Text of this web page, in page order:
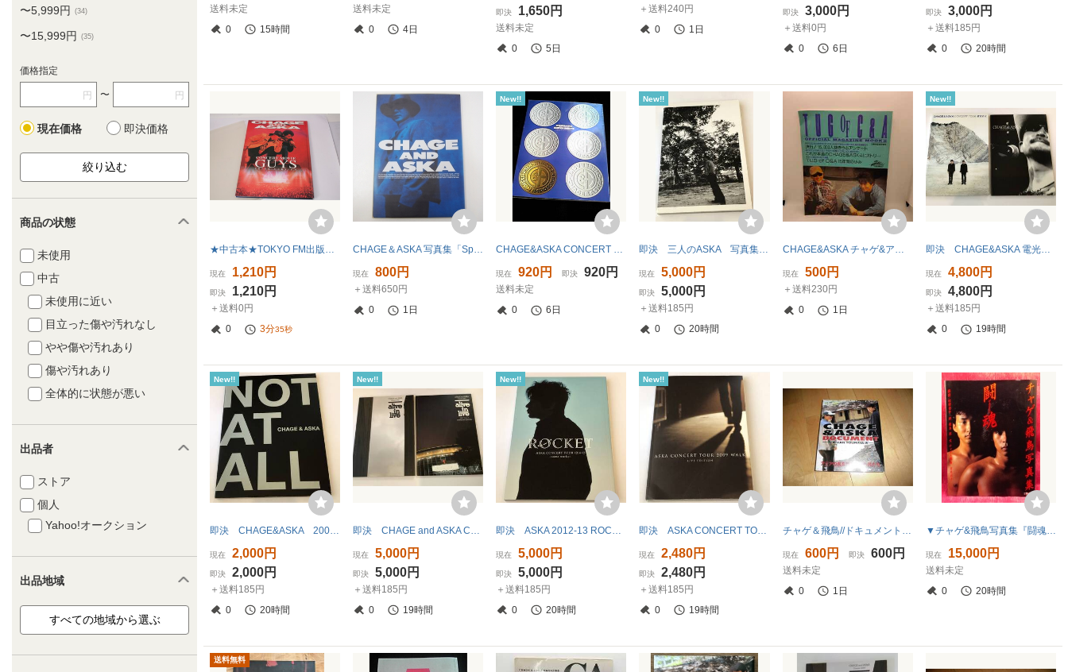
〜5,999円 (34)
〜15,999円 (35)
価格指定
円 〜 円
現在価格 即決価格
商品の状態
未使用
中古
未使用に近い
目立った傷や汚れなし
やや傷や汚れあり
傷や汚れあり
全体的に状態が悪い
出品者
ストア
個人
Yahoo!オークション
出品地域
送料未定
0
15時間
送料未定
0
4日
即決 1,650円
送料未定
0
5日
＋送料240円
0
1日
即決 3,000円
＋送料0円
0
6日
即決 3,000円
＋送料185円
0
20時間
★中古本★TOKYO FM出版・CONCERT MOVIE GUYS CHAGE AND ASKA
現在 1,210円
即決 1,210円
＋送料0円
0
3分34秒
CHAGE＆ASKA 写真集「Special Event 1993 GUYS 夢の番人」 チャゲ＆飛鳥 (LA16)
現在 800円
＋送料650円
0
1日
New!!
CHAGE&ASKA CONCERT TOUR 95-96 SUPER BEST コンサートツアーパンフレット 即決
現在 920円 即決 920円
送料未定
0
6日
New!!
即決 三人のASKA 写真集/パンフ【FC限定本】
現在 5,000円
即決 5,000円
＋送料185円
0
20時間
CHAGE&ASKA チャゲ&アスカ TUG OF C&A オフィシャルマガジン スペシャルムック Ⅱ15周年記念特集号 ファンクラブ チャゲアス
現在 500円
＋送料230円
0
1日
New!!
即決 CHAGE&ASKA 電光石火 パンフ ２冊セット
現在 4,800円
即決 4,800円
＋送料185円
0
19時間
New!!
現在 2,000円
即決 2,000円
＋送料185円
0
20時間
New!!
現在 5,000円
即決 5,000円
＋送料185円
0
19時間
New!!
現在 5,000円
即決 5,000円
＋送料185円
0
20時間
New!!
現在 2,480円
即決 2,480円
＋送料185円
0
19時間
現在 600円 即決 600円
送料未定
0
1日
▼チャゲ&飛鳥写真集『闘魂』CHAGE&ASKA 撮影:松浦秀介
現在 15,000円
送料未定
0
20時間
送料無料